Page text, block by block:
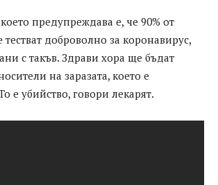
предупреждава е, че 90% от
тестват доброволно за коронавирус,
с такъв. Здрави хора ще бъдат
на заразата, което е
е убийство, говори лекарят.